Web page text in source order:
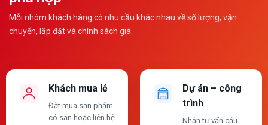
Mỗi nhóm khách hàng có nhu cầu khác nhau về số lượng, vận
chuyển, lắp đặt và chính sách giá.
Khách mua lẻ
Đặt mua sản phẩm
có sẵn hoặc liên hệ
Dự án – công
trình
Nhận tư vấn cấu